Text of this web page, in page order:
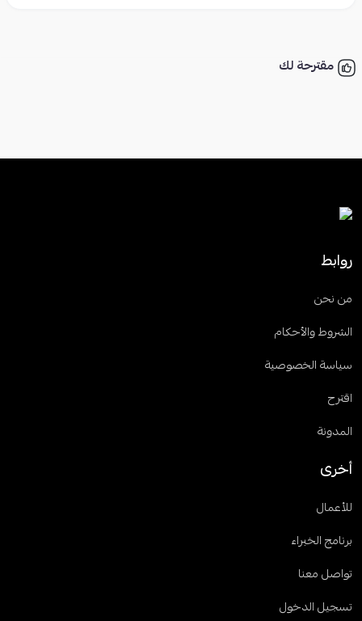
مقترحة لك
روابط
من نحن
الشروط والأحكام
سياسة الخصوصية
اقترح
المدونة
أخرى
للأعمال
برنامج الخبراء
تواصل معنا
تسجيل الدخول